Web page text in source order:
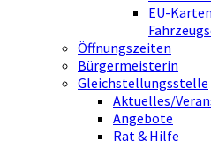
EU-
Öffnungszeiten
Bürgermeisterin
Gleichstellungsstelle
Aktuelles/
Angebote
Rat & Hilfe